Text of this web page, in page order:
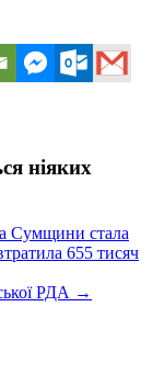
ніяких
Сумщини стала
655 тисяч
РДА →